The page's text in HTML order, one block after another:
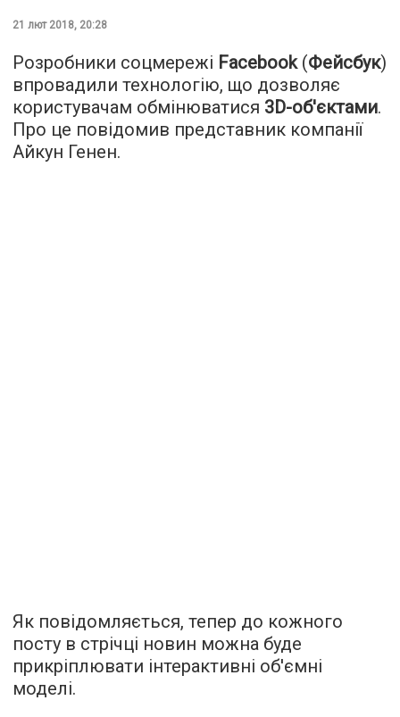
21 лют 2018, 20:28
Розробники соцмережі Facebook(Фейсбук)
впровадили технологію, що дозволяє
користувачам обмінюватися 3D-об'єктами.
Про це повідомив представник компанії
Айкун Генен.
Як повідомляється, тепер до кожного
посту в стрічці новин можна буде
прикріплювати інтерактивні об'ємні
моделі.